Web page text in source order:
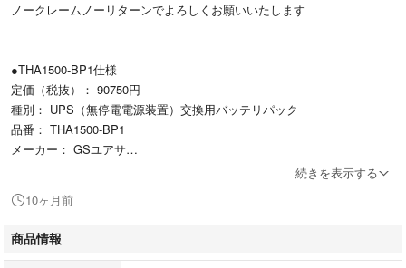
ノークレームノーリターンでよろしくお願いいたします
●THA1500-BP1仕様
定価（税抜）： 90750円
種別： UPS（無停電電源装置）交換用バッテリパック
品番： THA1500-BP1
メーカー： GSユアサ
用途：商用同期常時インバータ給電 Acrostar THAシリーズ用交換電池
続きを表示する
10ヶ月前
商品情報